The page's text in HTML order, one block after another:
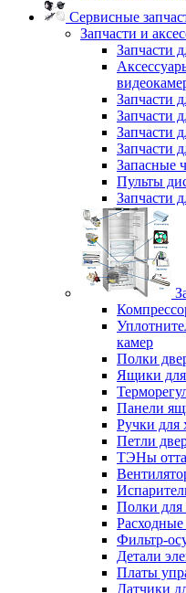
Сервисные
Запчасти и
Запчасти
Запчасти
Запчасти
Запчасти
Запчасти
Запасные
Пульты
Запчасти
камер
Полки
Ящики для
Панели
Ручки для
Петли
ТЭНы
Полки для
Фильтр-
Детали
Платы
Датчики